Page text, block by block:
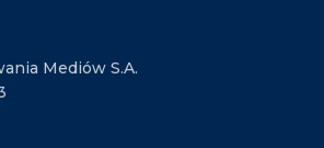
Mediów S.A.